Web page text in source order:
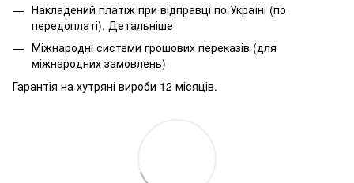
Накладений платіж при відправці по Україні (по
передоплаті). Детальніше
Міжнародні системи грошових переказів (для
міжнародних замовлень)
Гарантія на хутряні вироби 12 місяців.